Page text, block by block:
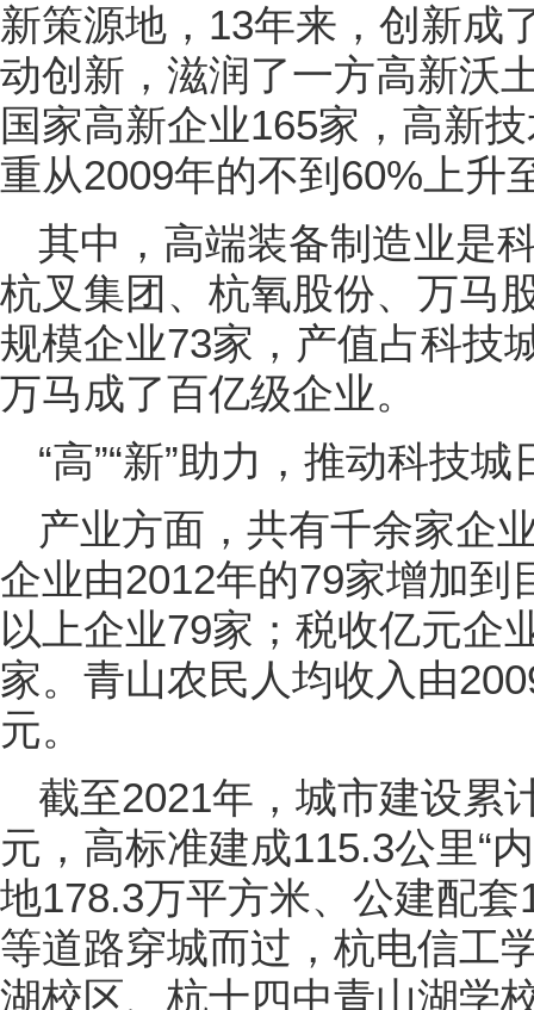
新策源地，13年来，创新成
动创新，滋润了一方高新沃
国家高新企业165家，高新
重从2009年的不到60%上升
其中，高端装备制造业是
杭叉集团、杭氧股份、万马
规模企业73家，产值占科技
万马成了百亿级企业。
“高”“新”助力，推动科技城
产业方面，共有千余家企
企业由2012年的79家增加到
以上企业79家；税收亿元企
家。青山农民人均收入由
元。
截至2021年，城市建设累
元，高标准建成115.3公里“
地178.3万平方米、公建配
等道路穿城而过，杭电信工
湖校区、杭十四中青山湖学